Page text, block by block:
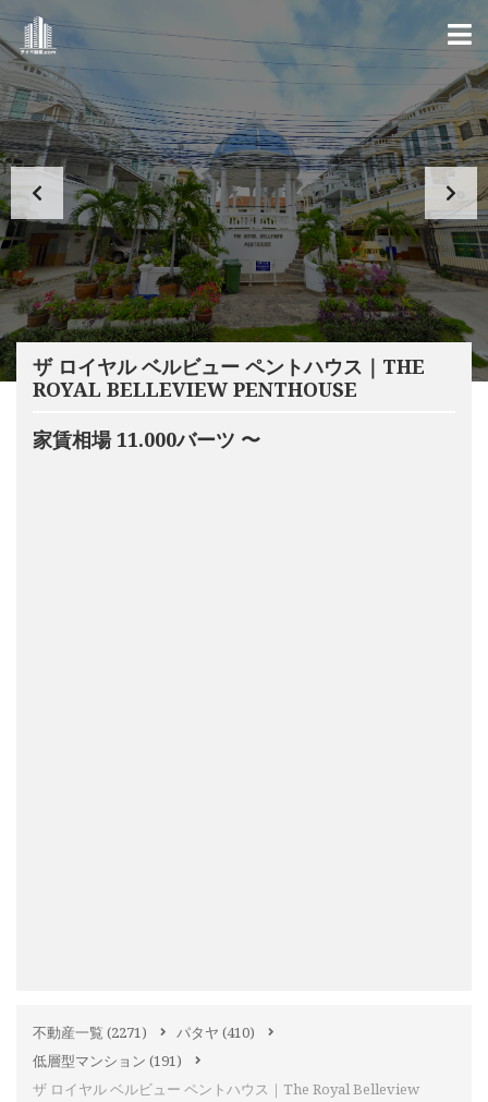
ザ ロイヤル ベルビュー ペントハウス｜THE
ROYAL BELLEVIEW PENTHOUSE
家賃相場 11.000バーツ 〜
不動産一覧 (2271) パタヤ (410)
低層型マンション (191)
ザ ロイヤル ベルビュー ペントハウス｜The Royal Belleview